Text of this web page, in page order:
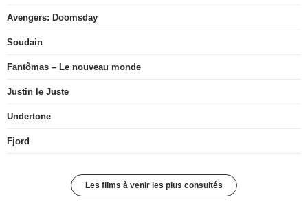
Avengers: Doomsday
Soudain
Fantômas – Le nouveau monde
Justin le Juste
Undertone
Fjord
Les films à venir les plus consultés